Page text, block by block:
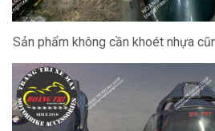
Sản phẩm không cần khoét nhựa